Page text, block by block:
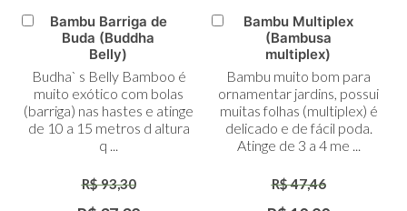
Adicionar
Bambu Barriga de
Buda (Buddha
Belly)
Budha` s Belly Bamboo é
muito exótico com bolas
(barriga) nas hastes e atinge
de 10 a 15 metros d altura
q ...
R$ 93,30
Adicionar
Bambu Multiplex
(Bambusa
multiplex)
Bambu muito bom para
ornamentar jardins, possui
muitas folhas (multiplex) é
delicado e de fácil poda.
Atinge de 3 a 4 me ...
R$ 47,46